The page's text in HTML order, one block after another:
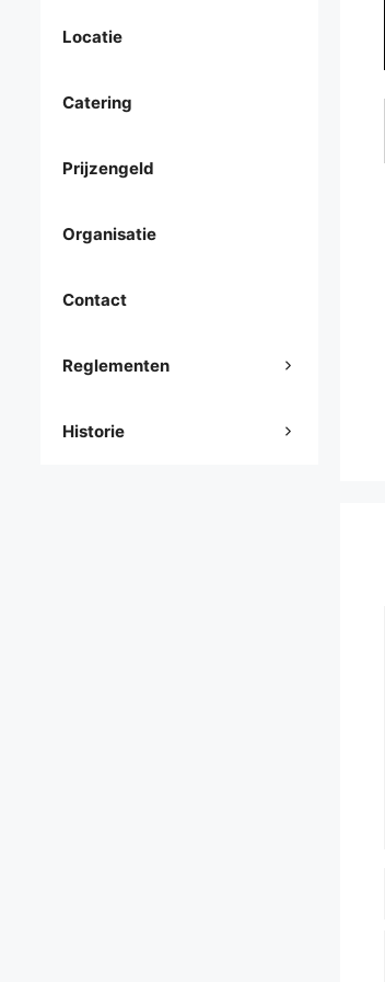
Locatie
Catering
Prijzengeld
Organisatie
Contact
Reglementen
Historie